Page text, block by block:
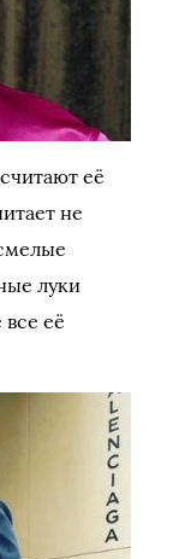
её
не
луки
её